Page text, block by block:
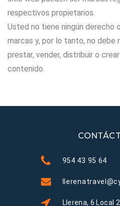
respectivos propietarios.
Usted no tiene ningún derecho
marcas y, por lo tanto, no debe
prestar, vender, distribuir o
contenido.
954 43 95 64
Llerena, 6 Local 2